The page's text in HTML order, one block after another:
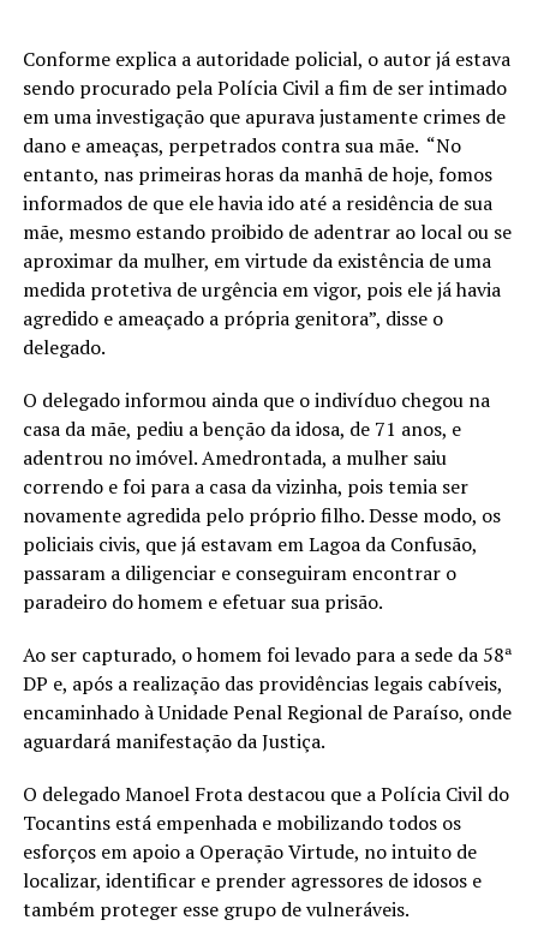
Conforme explica a autoridade policial, o autor já estava
sendo procurado pela Polícia Civil a fim de ser intimado
em uma investigação que apurava justamente crimes de
dano e ameaças, perpetrados contra sua mãe. “No
entanto, nas primeiras horas da manhã de hoje, fomos
informados de que ele havia ido até a residência de sua
mãe, mesmo estando proibido de adentrar ao local ou se
aproximar da mulher, em virtude da existência de uma
medida protetiva de urgência em vigor, pois ele já havia
agredido e ameaçado a própria genitora”, disse o
delegado.
O delegado informou ainda que o indivíduo chegou na
casa da mãe, pediu a benção da idosa, de 71 anos, e
adentrou no imóvel. Amedrontada, a mulher saiu
correndo e foi para a casa da vizinha, pois temia ser
novamente agredida pelo próprio filho. Desse modo, os
policiais civis, que já estavam em Lagoa da Confusão,
passaram a diligenciar e conseguiram encontrar o
paradeiro do homem e efetuar sua prisão.
Ao ser capturado, o homem foi levado para a sede da 58ª
DP e, após a realização das providências legais cabíveis,
encaminhado à Unidade Penal Regional de Paraíso, onde
aguardará manifestação da Justiça.
O delegado Manoel Frota destacou que a Polícia Civil do
Tocantins está empenhada e mobilizando todos os
esforços em apoio a Operação Virtude, no intuito de
localizar, identificar e prender agressores de idosos e
também proteger esse grupo de vulneráveis.